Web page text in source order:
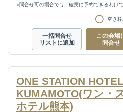
※問合せ可の場合でも、確実に予約できるわけで
空き枠
一括問合せ
リストに追加
この会場
問合せ
ONE STATION HOTEL
KUMAMOTO(ワン・
ホテル熊本)